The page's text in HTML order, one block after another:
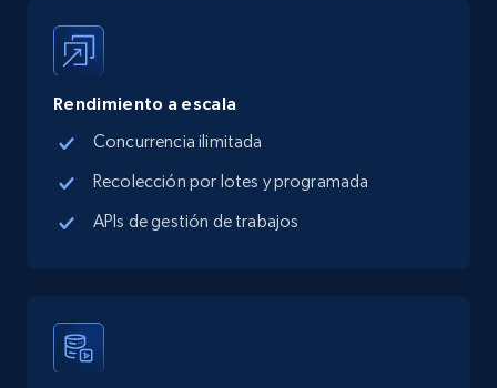
Rendimiento a escala
Concurrencia ilimitada
Recolección por lotes y programada
APIs de gestión de trabajos